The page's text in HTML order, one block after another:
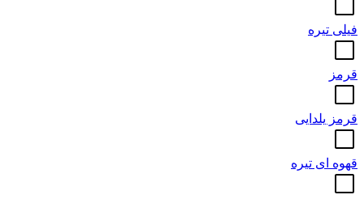
فیلی تیره
قرمز
قرمز یلدایی
قهوه ای تیره